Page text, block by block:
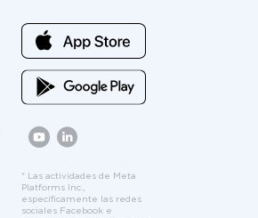
* Las actividades de Meta
Platforms Inc.,
específicamente las redes
sociales Facebook e